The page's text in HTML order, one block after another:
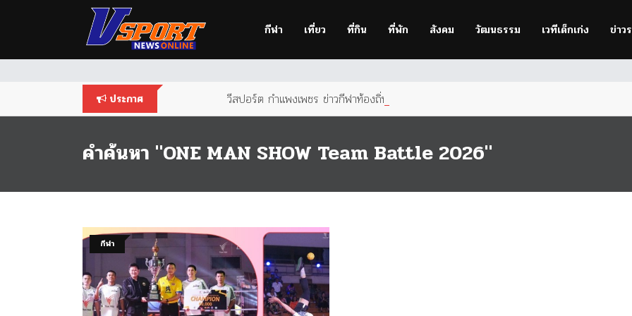
outdated
กีฬา เที่ยว ที่กิน ที่พัก สังคม วัฒนธรรม เวทีเด็กเก่ง ข่าว
ประกาศ วีสปอร์ต กำแพงเพชร ข่าวกีฬาท้องถิ่นเพื่อคนกำแพง
คำค้นหา "ONE MAN SHOW Team Battle 2026"
กีฬา